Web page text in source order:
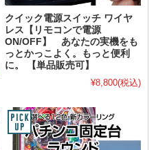
クイック電源スイッチ ワイヤ
レス【リモコンで電源
ON/OFF】 あなたの実機をも
っとかっこよく。もっと便利
に。 【単品販売可】
¥8,800(税込)